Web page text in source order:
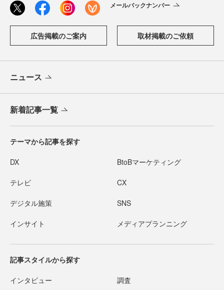
メールバックナンバー
広告掲載のご案内 取材掲載のご依頼
ニュース
新着記事一覧
テーマから記事を探す
DX BtoBマーケティング
テレビ CX
デジタル施策 SNS
インサイト メディアプランニング
記事スタイルから探す
インタビュー 調査